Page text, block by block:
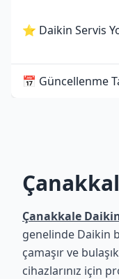
⭐ Daikin Servis
📅 Güncellenme
Çanakkale
genelinde Daikin
çamaşır ve
cihazlarınız için